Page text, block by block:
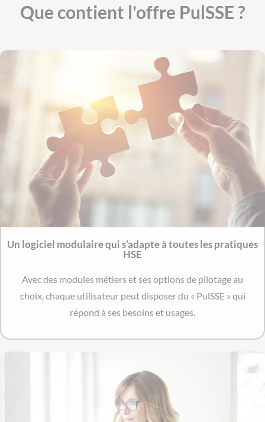
Que contient l'offre PulSSE ?
Un logiciel modulaire qui s’adapte à toutes les pratiques
HSE
Avec des modules métiers et ses options de pilotage au
choix, chaque utilisateur peut disposer du « PulSSE » qui
répond à ses besoins et usages.